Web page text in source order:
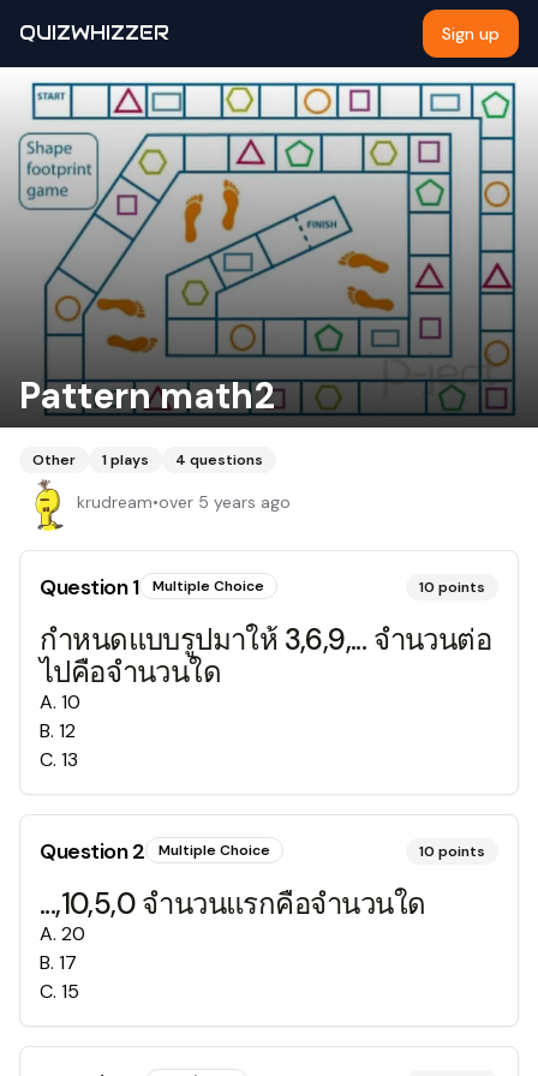
QUIZWHIZZER Sign up
Pattern math2
Other 1plays 4 questions
krudream•over 5 years ago
Question1 Multiple Choice 10 points
กำหนดแบบรูปมาให้ 3,6,9,... จำนวนต่อ
ไปคือจำนวนใด
A. 10
B. 12
C. 13
Question2 Multiple Choice 10 points
...,10,5,0 จำนวนแรกคือจำนวนใด
A. 20
B. 17
C. 15